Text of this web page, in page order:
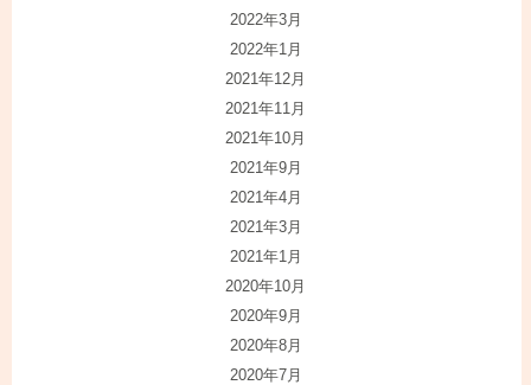
2022年3月
2022年1月
2021年12月
2021年11月
2021年10月
2021年9月
2021年4月
2021年3月
2021年1月
2020年10月
2020年9月
2020年8月
2020年7月